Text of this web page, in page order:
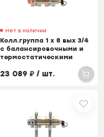
Нет в наличии
Колл.группа 1 х 8 вых 3/4
с балансировочными и
термостатическими
23 089₽ / шт.